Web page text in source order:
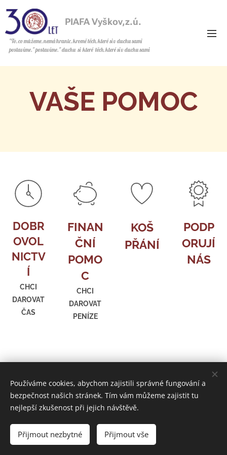
PIAFA Vyškov,z.ú.
"To, co můžeme, nemá hranic, kromě těch, které si v duchu sami
postavíme." postavíme." duchu si které těch, které si v duchu sami
VAŠE POMOC
DOBR
OVOL
NICTV
Í
CHCI
DAROVAT
ČAS
FINAN
ČNÍ
POMO
C
CHCI
DAROVAT
PENÍZE
KOŠ
PŘÁNÍ
PODP
ORUJÍ
NÁS
Sledujte nás naFacebooku
Vytvořeno službou Webnode
Používáme cookies, abychom zajistili správné fungování a
bezpečnost našich stránek. Tím vám můžeme zajistit tu
nejlepší zkušenost při jejich návštěvě.
Přijmout nezbytné Přijmout vše